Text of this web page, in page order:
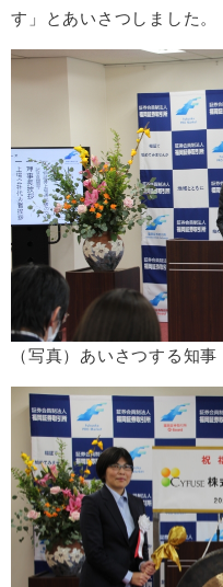
す」とあいさつしました。
（写真）あいさつする知事